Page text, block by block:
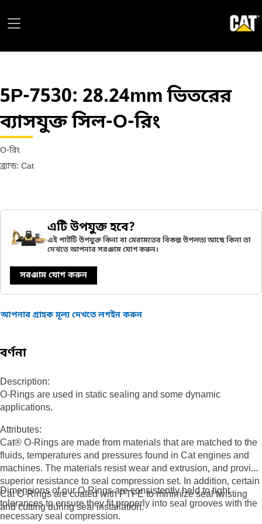
5P-7530: 28.24mm ভিতরের
ব্যাসযুক্ত সিল-O-রিং
O-রিং
ব্র্যান্ড: Cat
এটি উপযুক্ত হবে?
এই পার্টটি উপযুক্ত কিনা বা মেরামতের বিকল্প উপলভ্য আছে কিনা তা
দেখতে আপনার সরঞ্জাম যোগ করুন।
সরঞ্জাম যোগ করুন
আপনার গ্রাহক মূল্য দেখতে লগইন করুন
বর্ণনা
Description:
O-Rings are used in static sealing and some dynamic
applications.
Attributes:
Cat® O-Rings are made from materials that are matched to the
fluids, temperatures and pressures found in Cat engines and
machines. The materials resist wear and extrusion, and provide
superior resistance to seal compression set. In addition, certain
Cat O-Rings are coated with PTFE to minimize seal twisting
and cutting during seal installation.
Dimensions of our O-Rings are consistently held to tight
tolerances to ensure they fit properly into seal grooves with the
necessary seal compression.